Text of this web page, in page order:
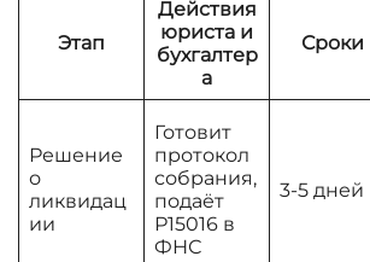
Этап
Действия
юриста и
бухгалтер
а
Сроки
Решение
о
ликвидац
ии
Готовит
протокол
собрания,
подаёт
Р15016 в
ФНС
3-5 дней